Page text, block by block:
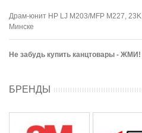
Драм-юнит HP LJ M203/MFP M227,
Минске
Не забудь купить канцтовары - ЖМИ!
БРЕНДЫ